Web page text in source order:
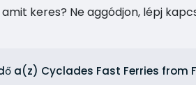
keres? Ne aggódjon, lépj
a(z) Cyclades Fast Ferries from